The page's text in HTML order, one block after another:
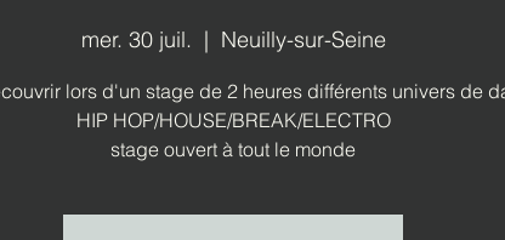
mer. 30 juil.
  |
Neuilly-sur-Seine
lors d'un stage de 2 heures différents univers de
HIP HOP/HOUSE/BREAK/ELECTRO
stage ouvert à tout le monde